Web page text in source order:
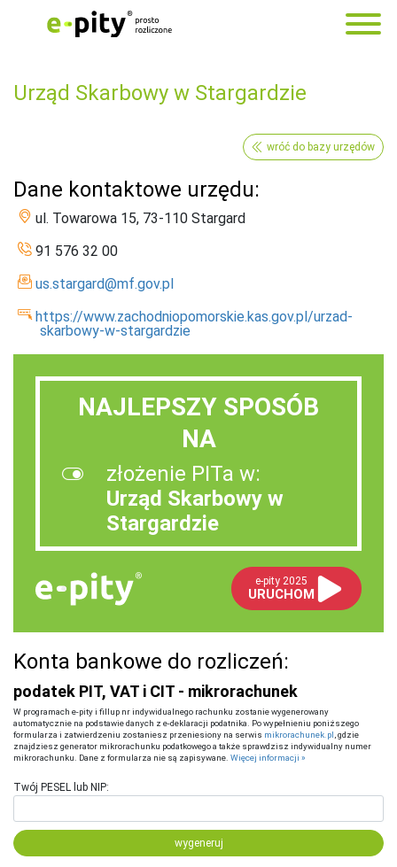
Urząd Skarbowy w Stargardzie
wróć do bazy urzędów
Dane kontaktowe urzędu:
ul. Towarowa 15, 73-110 Stargard
91 576 32 00
us.stargard@mf.gov.pl
https://www.zachodniopomorskie.kas.gov.pl/urzad-
skarbowy-w-stargardzie
NAJLEPSZY SPOSÓB
NA
złożenie PITa w:
Urząd Skarbowy w
Stargardzie
e-pity 2025
URUCHOM
Konta bankowe do rozliczeń:
podatek PIT, VAT i CIT - mikrorachunek
W programach e-pity i fillup nr indywidualnego rachunku zostanie wygenerowany
automatycznie na podstawie danych z e-deklaracji podatnika. Po wypełnieniu poniższego
formularza i zatwierdzeniu zostaniesz przeniesiony na serwis mikrorachunek.pl , gdzie
znajdziesz generator mikrorachunku podatkowego a także sprawdzisz indywidualny numer
mikrorachunku. Dane z formularza nie są zapisywane. Więcej informacji »
Twój PESEL lub NIP:
wygeneruj